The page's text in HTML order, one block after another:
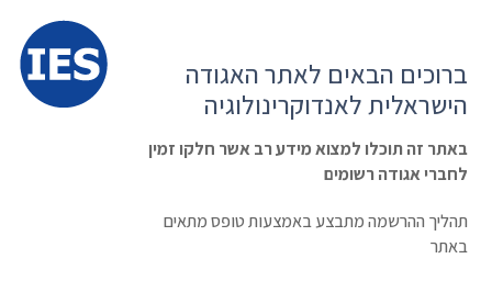
הרשמה ועדכון נתונים
כניסת חברים
ראשי
מחשבונים
ברוכים הבאים לאתר האגודה
הישראלית לאנדוקרינולוגיה
באתר זה תוכלו למצוא מידע רב אשר חלקו זמין
לחברי אגודה רשומים
תהליך ההרשמה מתבצע באמצעות טופס מתאים
באתר